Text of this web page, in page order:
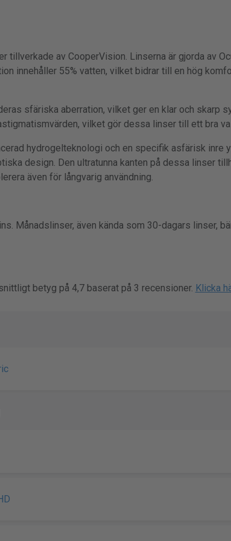
tillverkade av CooperVision. Linserna är gjorda av
innehåller 55% vatten, vilket bidrar till en hög
sfäriska aberration, vilket ger en klar och skarp
vilket gör dessa linser till ett bra
hydrogelteknologi och en specifik asfärisk inre
design. Den ultratunna kanten på dessa linser
även för långvarig användning.
Månadslinser, även kända som 30-dagars linser,
betyg på 4,7 baserat på 3 recensioner. Klicka